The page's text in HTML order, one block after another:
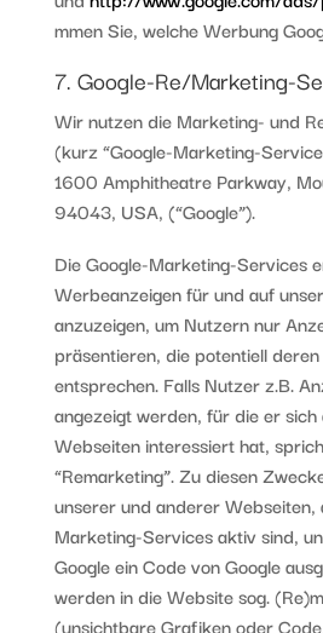
mmen Sie, welche Werbung
7. Google-Re/Marketing-
Wir nutzen die Marketing- und
(kurz “Google-Marketing-
1600 Amphitheatre Parkway,
94043, USA, (“Google”).
Die Google-Marketing-Services
Werbeanzeigen für und auf
anzuzeigen, um Nutzern nur
präsentieren, die potentiell
entsprechen. Falls Nutzer z.B.
angezeigt werden, für die er
Webseiten interessiert hat,
“Remarketing”. Zu diesen
unserer und anderer Webseiten,
Marketing-Services aktiv sind,
Google ein Code von Google
werden in die Website sog.
(unsichtbare Grafiken oder